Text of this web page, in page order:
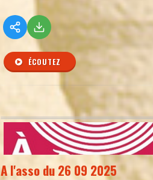
ÉCOUTEZ
A l'asso du 26 09 2025